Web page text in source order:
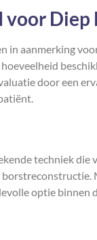
voor Diep
in aanmerking
door een
techniek die
optie